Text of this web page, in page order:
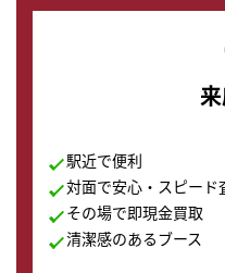
駅近で便利
対面で安心・スピード
その場で即現金買取
清潔感のあるブース